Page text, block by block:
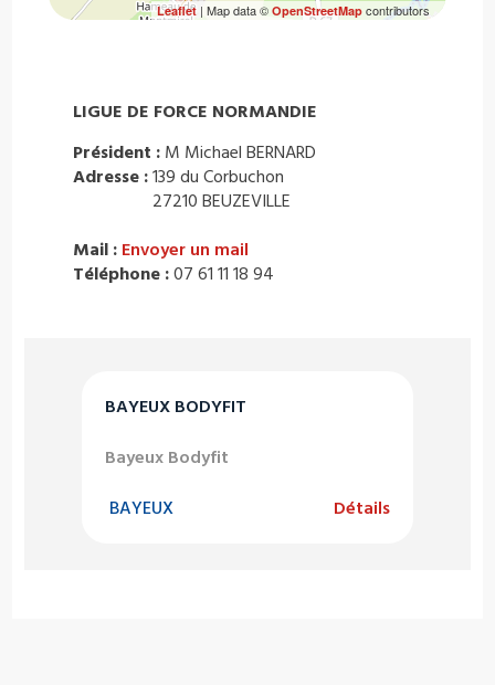
BAYEUX BODYFIT
Bayeux Bodyfit
BAYEUX Détails
Leaflet| Map data © OpenStreetMapcontributors
LIGUE DE FORCE NORMANDIE
Président : M Michael BERNARD
Adresse :139 du Corbuchon
27210 BEUZEVILLE
Mail : Envoyer un mail
Téléphone :07 61 11 18 94